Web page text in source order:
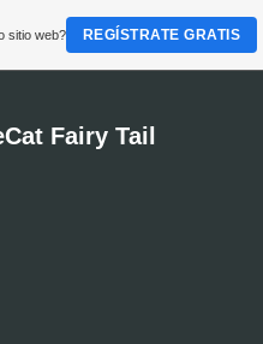
Fairy Tail
sitio web? REGÍSTRATE GRATIS